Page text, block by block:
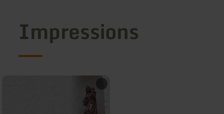
Impressions